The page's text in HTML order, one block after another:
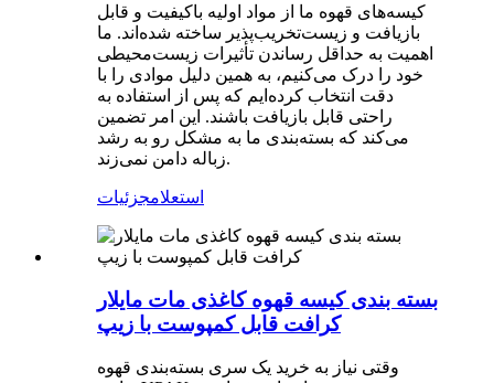
کیسه‌های قهوه ما از مواد اولیه باکیفیت و قابل
بازیافت و زیست‌تخریب‌پذیر ساخته شده‌اند. ما
اهمیت به حداقل رساندن تأثیرات زیست‌محیطی
خود را درک می‌کنیم، به همین دلیل موادی را با
دقت انتخاب کرده‌ایم که پس از استفاده به
راحتی قابل بازیافت باشند. این امر تضمین
می‌کند که بسته‌بندی ما به مشکل رو به رشد
زباله دامن نمی‌زند.
استعلامجزئیات
بسته بندی کیسه قهوه کاغذی مات مایلار
کرافت قابل کمپوست با زیپ
وقتی نیاز به خرید یک سری بسته‌بندی قهوه